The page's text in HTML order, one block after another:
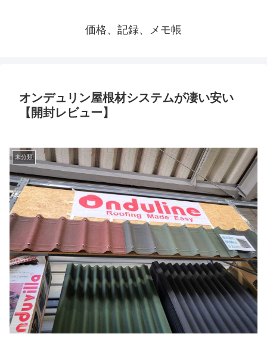
価格、記録、メモ帳
オンデュリン屋根材システムが凄い安い
【開封レビュー】
未分類